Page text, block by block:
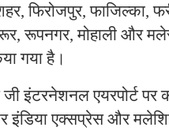
फिरोजपुर, फाजिल्का,
रूपनगर, मोहाली और
गया है।
इंटरनेशनल एयरपोर्ट पर
इंडिया एक्सप्रेस और